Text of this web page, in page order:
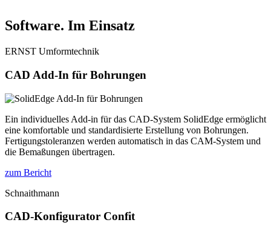
Software. Im Einsatz
ERNST Umformtechnik
CAD Add-In für Bohrungen
Ein individuelles Add-in für das CAD-System SolidEdge ermöglicht
eine komfortable und standardisierte Erstellung von Bohrungen.
Fertigungstoleranzen werden automatisch in das CAM-System und
die Bemaßungen übertragen.
zum Bericht
Schnaithmann
CAD-Konfigurator Confit